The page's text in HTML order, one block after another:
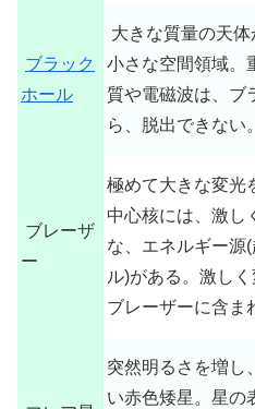
ブラック
ホール
大きな質量の天体
小さな空間領域。
質や電磁波は、ブ
ら、脱出できない。
ブレーザ
ー
極めて大きな変光
中心核には、激し
な、エネルギー源
ル)がある。激し
ブレーザーに含ま
突然明るさを増し
い赤色矮星。星の